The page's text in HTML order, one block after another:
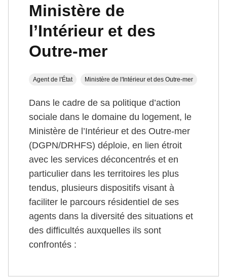
Ministère de
l’Intérieur et des
Outre-mer
Agent de l'État Ministère de l'Intérieur et des Outre-mer
Dans le cadre de sa politique d’action
sociale dans le domaine du logement, le
Ministère de l’Intérieur et des Outre-mer
(DGPN/DRHFS) déploie, en lien étroit
avec les services déconcentrés et en
particulier dans les territoires les plus
tendus, plusieurs dispositifs visant à
faciliter le parcours résidentiel de ses
agents dans la diversité des situations et
des difficultés auxquelles ils sont
confrontés :